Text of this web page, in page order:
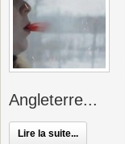
Angleterre...
Lire la suite...